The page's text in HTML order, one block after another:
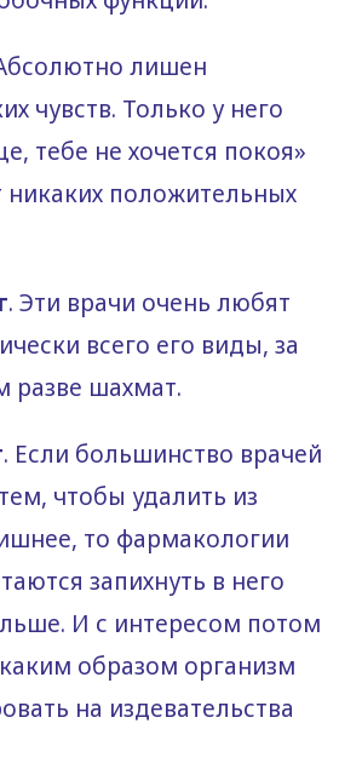
лишен
чувств. Только у него
тебе не хочется покоя»
положительных
. Эти врачи очень любят
всего его виды, за
разве шахмат.
. Если большинство врачей
чтобы удалить из
то фармакологии
запихнуть в него
И с интересом потом
образом организм
на издевательства